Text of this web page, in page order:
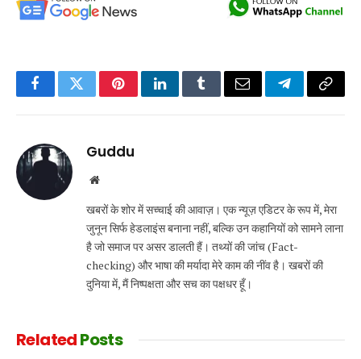
FacebookTwitterPinterestLinkedInTumblrEmail TelegramCopy
Guddu
Website
खबरों के शोर में सच्चाई की आवाज़। एक न्यूज़ एडिटर के रूप में, मेरा
जुनून सिर्फ हेडलाइंस बनाना नहीं, बल्कि उन कहानियों को सामने लाना
है जो समाज पर असर डालती हैं। तथ्यों की जांच (Fact-
checking) और भाषा की मर्यादा मेरे काम की नींव है। खबरों की
दुनिया में, मैं निष्पक्षता और सच का पक्षधर हूँ।
RelatedPosts